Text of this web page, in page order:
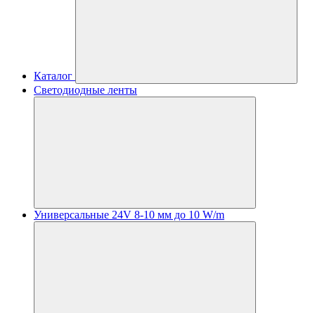
Каталог
Светодиодные ленты
Универсальные 24V 8-10 мм до 10 W/m